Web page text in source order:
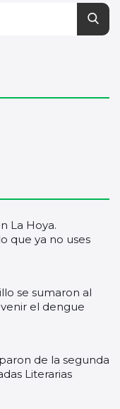
La Hoya.
que ya no uses
se sumaron al
el dengue
de la segunda
Literarias